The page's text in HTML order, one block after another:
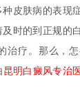
皮肤病的表现
时的到正规的
治疗。那么，
昆明白癜风专治